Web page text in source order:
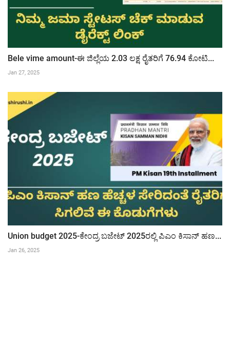
Bele vime amount-ಈ ಜಿಲ್ಲೆಯ 2.03 ಲಕ್ಷ ರೈತರಿಗೆ 76.94 ಕೋಟಿ...
Jan 27, 2025
Union budget 2025-ಕೇಂದ್ರ ಬಜೇಟ್ 2025ರಲ್ಲಿ ಪಿಎಂ ಕಿಸಾನ್ ಹಣ...
Jan 26, 2025